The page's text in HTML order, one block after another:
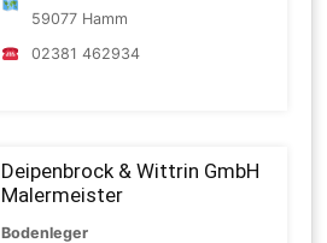
59077 Hamm
02381 462934
Deipenbrock & Wittrin GmbH
Malermeister
Bodenleger